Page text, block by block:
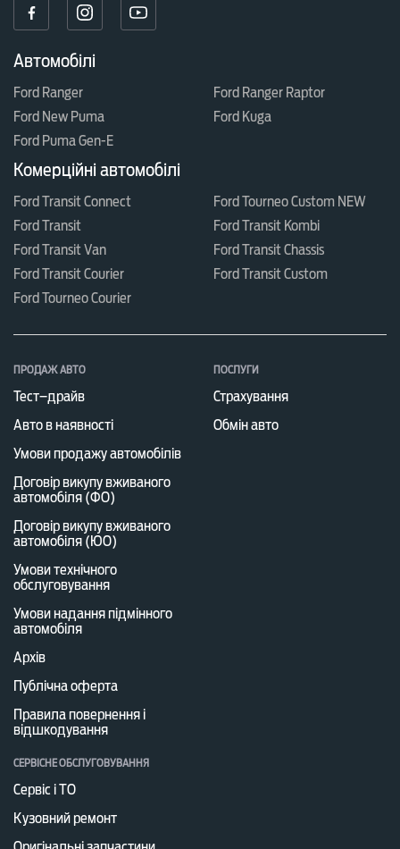
Автомобілі
Ford Ranger
Ford Ranger Raptor
Ford New Puma
Ford Kuga
Ford Puma Gen-E
Комерційні автомобілі
Ford Transit Connect
Ford Tourneo Custom NEW
Ford Transit
Ford Transit Kombi
Ford Transit Van
Ford Transit Chassis
Ford Transit Courier
Ford Transit Custom
Ford Tourneo Courier
ПРОДАЖ АВТО
Тест–драйв
Авто в наявності
Умови продажу автомобілів
Договір викупу вживаного
автомобіля (ФО)
Договір викупу вживаного
автомобіля (ЮО)
Умови технічного
обслуговування
Умови надання підмінного
автомобіля
Архів
Публічна оферта
Правила повернення і
відшкодування
ПОСЛУГИ
Страхування
Обмін авто
СЕРВІСНЕ ОБСЛУГОВУВАННЯ
Сервіс і ТО
Кузовний ремонт